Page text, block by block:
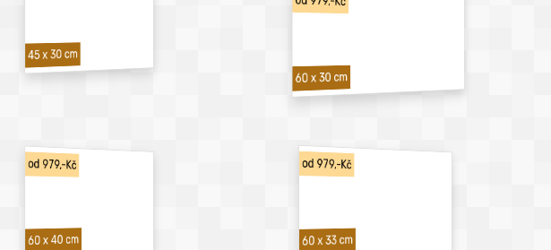
45 x 30 cm
60 x 30 cm
od 979,-Kč
60 x 40 cm
od 979,-Kč
60 x 33 cm